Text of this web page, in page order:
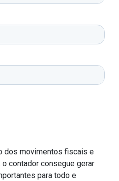
dos movimentos fiscais e
contador consegue gerar
para todo e